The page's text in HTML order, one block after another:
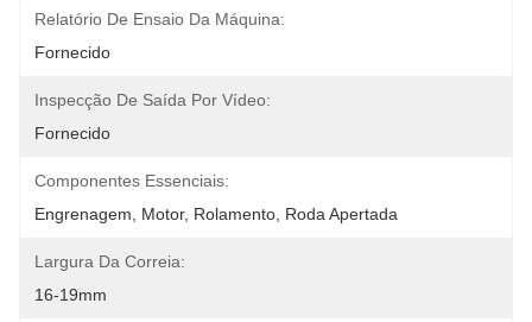
Relatório De Ensaio Da Máquina:
Fornecido
Inspecção De Saída Por Vídeo:
Fornecido
Componentes Essenciais:
Engrenagem, Motor, Rolamento, Roda Apertada
Largura Da Correia:
16-19mm